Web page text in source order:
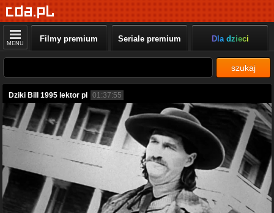
MENU Filmy premium Seriale premium Dla dzieci
szukaj
Dziki Bill 1995 lektor pl 01:37:55